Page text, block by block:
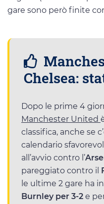
gare sono però finite
Chelsea:
Dopo le prime 4
Manchester United
classifica, anche se
calendario
all’avvio contro l’
pareggiato contro il
le ultime 2 gare ha
Burnley per 3-2 e